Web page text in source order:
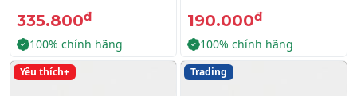
335.800đ
100% chính hãng
190.000đ
100% chính hãng
Yêu thích+ Trading